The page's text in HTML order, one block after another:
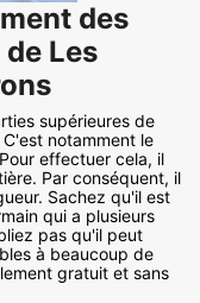
des
Les
supérieures de
notamment le
effectuer cela, il
Par conséquent, il
Sachez qu'il est
qui a plusieurs
pas qu'il peut
à beaucoup de
gratuit et sans